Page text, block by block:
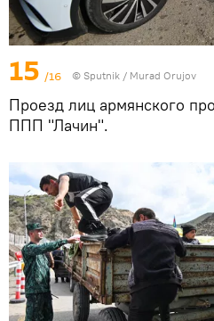
15 /16 © Sputnik / Murad Orujov
Проезд лиц армянского
ППП "Лачин".